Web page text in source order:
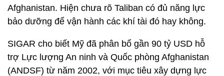
Afghanistan. Hiện chưa rõ Taliban có đủ năng lực
bảo dưỡng để vận hành các khí tài đó hay không.
SIGAR cho biết Mỹ đã phân bổ gần 90 tỷ USD hỗ
trợ Lực lượng An ninh và Quốc phòng Afghanistan
(ANDSF) từ năm 2002, với mục tiêu xây dựng lực